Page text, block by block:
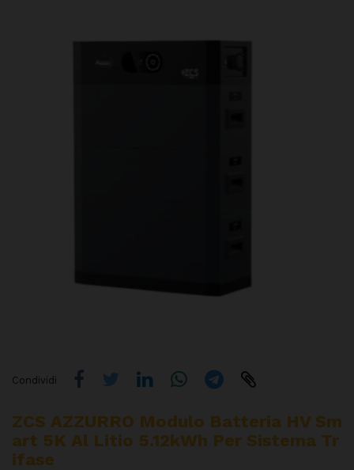
Condividi
ZCS AZZURRO Modulo Batteria HV Sm
Art 5K Al Litio 5.12kWh Per Sistema Tr
Ifase